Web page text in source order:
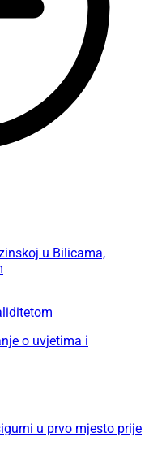
u Bilicama,
o uvjetima i
u prvo mjesto prije